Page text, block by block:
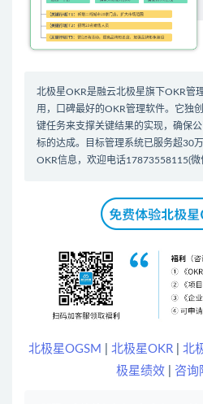
北极星OKR是融云北极星旗下OKR管
用 ，口碑最好的OKR管理软件。它独
键任务来支撑关键结果的实现，确保
标的达成。
目标管理系统已服务超30
OKR信息，欢迎电话17873558115(微
北极星OGSM 北极星OKR| 北
极星绩效
咨询